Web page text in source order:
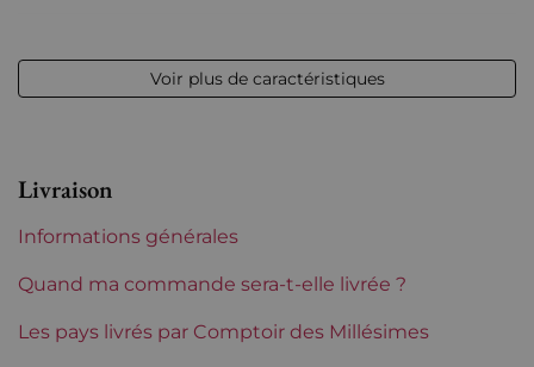
Etiquette Abîmée
Tranche de prix De 80 à 150 €
Voir plus de caractéristiques
Livraison
Informations générales
Quand ma commande sera-t-elle livrée ?
Les pays livrés par Comptoir des Millésimes